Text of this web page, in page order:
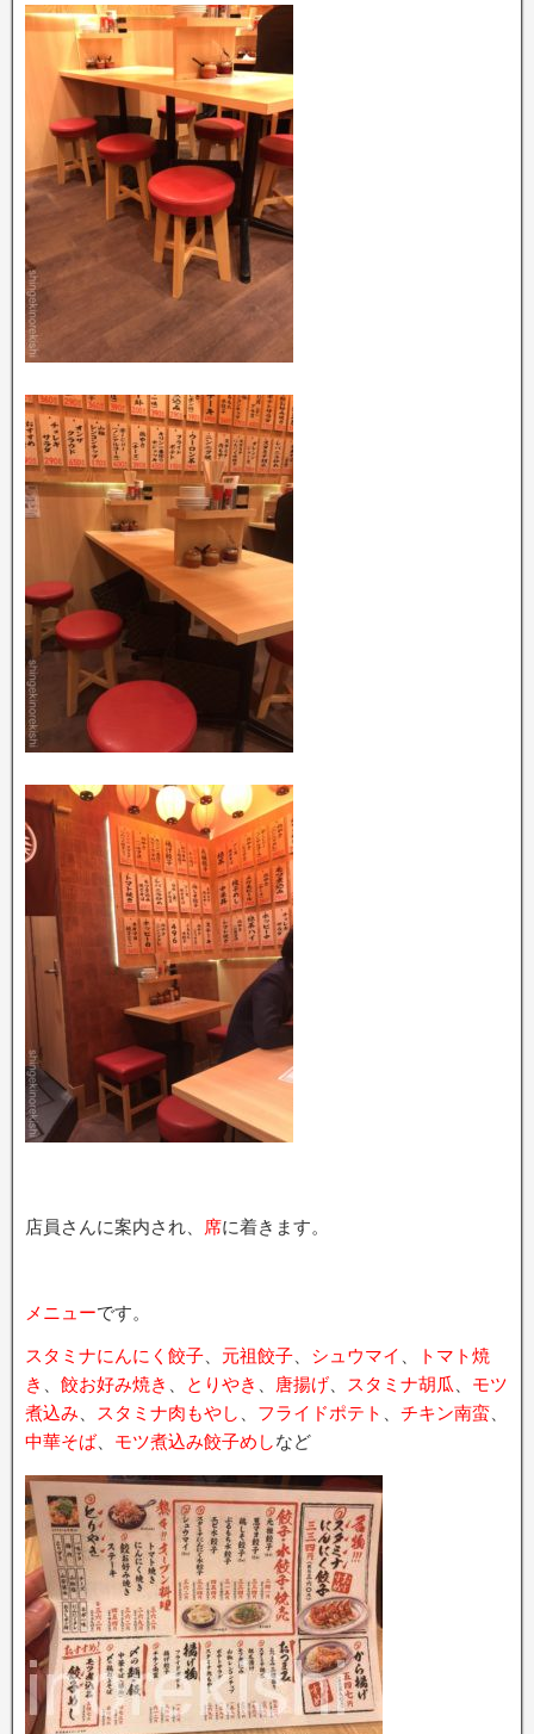
店員さんに案内され、 席に着きます。
メニューです。
スタミナにんにく餃子 元祖餃子 シュウマイ
トマト焼
き
餃お好み焼き とりやき 唐揚げ スタミナ胡瓜
モツ
煮込み
スタミナ肉もやし フライドポテト チキン南蛮
中華そば、 モツ煮込み餃子めしなど